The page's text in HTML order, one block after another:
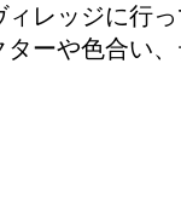
レッジに行っ
ターや色合い